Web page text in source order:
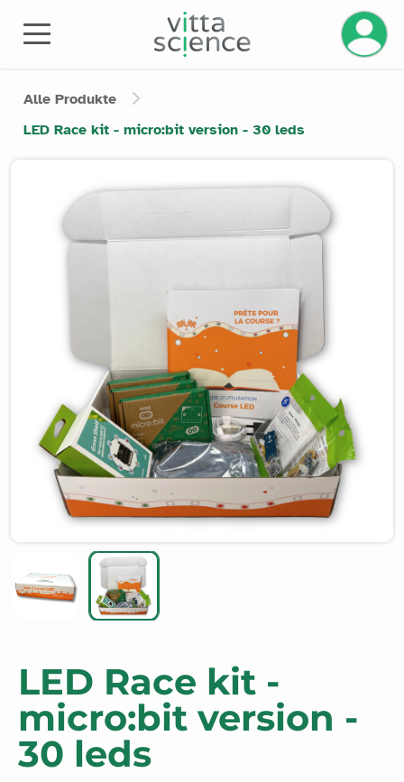
Ihr
Alle Produkte
LED Race kit - micro:bit version - 30 leds
LED Race kit -
micro:bit version -
30 leds